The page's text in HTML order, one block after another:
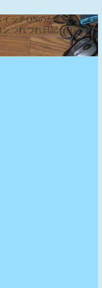
イッチONのが先な、そん
つれづれ日記（ぽぽづ